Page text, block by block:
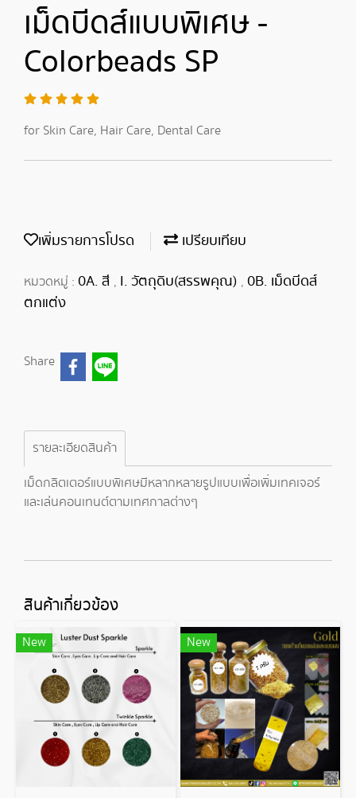
เม็ดบีดส์แบบพิเศษ -
Colorbeads SP
for Skin Care, Hair Care, Dental Care
เพิ่มรายการโปรด เปรียบเทียบ
หมวดหมู่ : 0A. สี , I. วัตถุดิบ(สรรพคุณ) , 0B. เม็ดบีดส์
ตกแต่ง
Share
รายละเอียดสินค้า
เม็ดกลิตเตอร์แบบพิเศษมีหลากหลายรูปแบบเพื่อเพิ่มเทคเจอร์
และเล่นคอนเทนต์ตามเทศกาลต่างๆ
สินค้าเกี่ยวข้อง
New New